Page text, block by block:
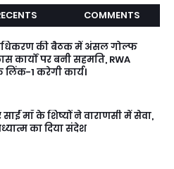
COMMENTS
की बैठक में अंसल गोल्फ
कार्यों पर बनी सहमति, RWA
1 करेगी कार्य।
साईं माँ के शिष्यों ने वाराणसी में सेवा,
का दिया संदेश